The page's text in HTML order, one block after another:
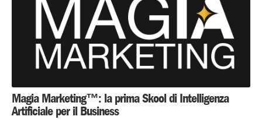
Magia Marketing™: la prima Skool di Intelligenza
Artificiale per il Business